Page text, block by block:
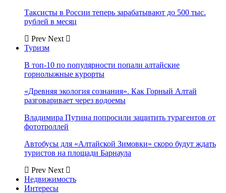
Таксисты в России теперь зарабатывают до 500 тыс.
рублей в месяц
Prev Next
Туризм
В топ-10 по популярности попали алтайские
горнолыжные курорты
«Древняя экология сознания». Как Горный Алтай
разговаривает через водоемы
Владимира Путина попросили защитить турагентов от
фототроллей
Автобусы для «Алтайской Зимовки» скоро будут ждать
туристов на площади Барнаула
Prev Next
Недвижимость
Интересы